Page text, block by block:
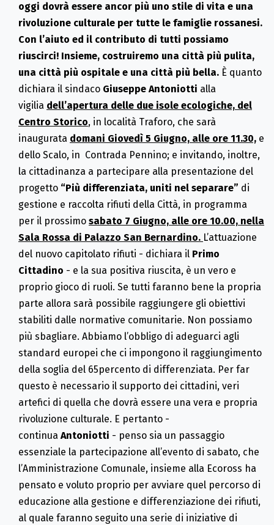
oggi dovrà essere ancor più uno stile di vita e una
rivoluzione culturale per tutte le famiglie rossanesi.
Con l’aiuto ed il contributo di tutti possiamo
riuscirci! Insieme, costruiremo una città più pulita,
una città più ospitale e una città più bella. È quanto
dichiara il sindaco Giuseppe Antoniotti alla
vigilia dell’apertura delle due isole ecologiche, del
Centro Storico, in località Traforo, che sarà
inaugurata domani Giovedì 5 Giugno, alle ore 11.30, e
dello Scalo, in Contrada Pennino; e invitando, inoltre,
la cittadinanza a partecipare alla presentazione del
progetto “Più differenziata, uniti nel separare” di
gestione e raccolta rifiuti della Città, in programma
per il prossimo sabato 7 Giugno, alle ore 10.00, nella
Sala Rossa di Palazzo San Bernardino. L’attuazione
del nuovo capitolato rifiuti - dichiara il Primo
Cittadino - e la sua positiva riuscita, è un vero e
proprio gioco di ruoli. Se tutti faranno bene la propria
parte allora sarà possibile raggiungere gli obiettivi
stabiliti dalle normative comunitarie. Non possiamo
più sbagliare. Abbiamo l’obbligo di adeguarci agli
standard europei che ci impongono il raggiungimento
della soglia del 65percento di differenziata. Per far
questo è necessario il supporto dei cittadini, veri
artefici di quella che dovrà essere una vera e propria
rivoluzione culturale. E pertanto -
continua Antoniotti - penso sia un passaggio
essenziale la partecipazione all’evento di sabato, che
l’Amministrazione Comunale, insieme alla Ecoross ha
pensato e voluto proprio per avviare quel percorso di
educazione alla gestione e differenziazione dei rifiuti,
al quale faranno seguito una serie di iniziative di